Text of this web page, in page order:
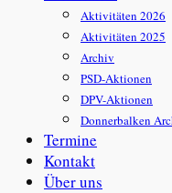
Aktivitäten 2026
Aktivitäten 2025
Archiv
PSD-Aktionen
DPV-Aktionen
Donnerbalken
Termine
Kontakt
Über uns